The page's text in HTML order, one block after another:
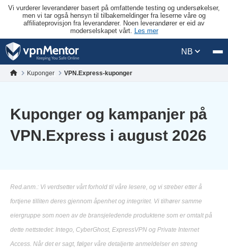
Vi vurderer leverandører basert på omfattende testing og undersøkelser,
men vi tar også hensyn til tilbakemeldinger fra leserne våre og
affiliateprovisjon fra leverandører. Noen leverandører er eid av
moderselskapet vårt. Les mer
NB
Kuponger VPN.Express-kuponger
Kuponger og kampanjer på
VPN.Express i august 2026
Red.anm.: Vi verdsetter vårt forhold til våre lesere, og vi streber etter å
fortjene tilliten deres gjennom åpenhet og integritet. Vi tilhører samme
eiergruppe som noen av de bransjeledende produktene som er omtalt på
dette nettstedet: Intego, CyberGhost, ExpressVPN og Private Internet
Access. Når det er sagt, følger våre detaljerte anmeldelser en streng